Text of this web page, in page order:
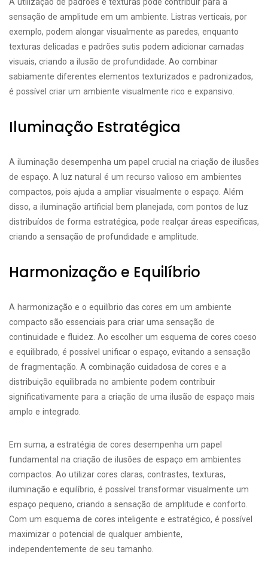
sensação de amplitude em um ambiente. Listras verticais, por
exemplo, podem alongar visualmente as paredes, enquanto
texturas delicadas e padrões sutis podem adicionar camadas
visuais, criando a ilusão de profundidade. Ao combinar
sabiamente diferentes elementos texturizados e padronizados,
é possível criar um ambiente visualmente rico e expansivo.
Iluminação Estratégica
A iluminação desempenha um papel crucial na criação de ilusões
de espaço. A luz natural é um recurso valioso em ambientes
compactos, pois ajuda a ampliar visualmente o espaço. Além
disso, a iluminação artificial bem planejada, com pontos de luz
distribuídos de forma estratégica, pode realçar áreas específicas,
criando a sensação de profundidade e amplitude.
Harmonização e Equilíbrio
A harmonização e o equilíbrio das cores em um ambiente
compacto são essenciais para criar uma sensação de
continuidade e fluidez. Ao escolher um esquema de cores coeso
e equilibrado, é possível unificar o espaço, evitando a sensação
de fragmentação. A combinação cuidadosa de cores e a
distribuição equilibrada no ambiente podem contribuir
significativamente para a criação de uma ilusão de espaço mais
amplo e integrado.
Em suma, a estratégia de cores desempenha um papel
fundamental na criação de ilusões de espaço em ambientes
compactos. Ao utilizar cores claras, contrastes, texturas,
iluminação e equilíbrio, é possível transformar visualmente um
espaço pequeno, criando a sensação de amplitude e conforto.
Com um esquema de cores inteligente e estratégico, é possível
maximizar o potencial de qualquer ambiente,
independentemente de seu tamanho.